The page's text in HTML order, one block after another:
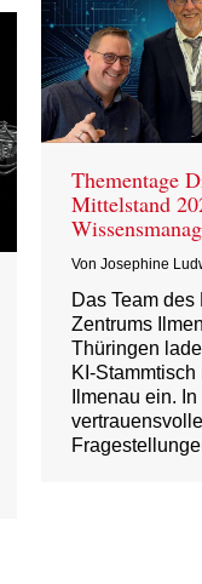
Thementage
Mittelstand
Von Josephine
Das Team des
Zentrums
Thüringen
KI-
Ilmenau ein.